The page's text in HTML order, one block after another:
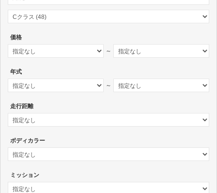
価格
～
年式
～
走行距離
ボディカラー
ミッション